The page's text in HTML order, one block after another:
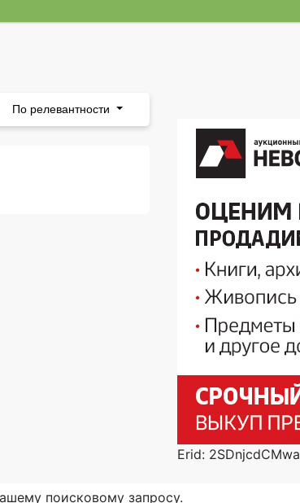
По релевантности
Erid: 2SDnjcdCMwa
поисковому запросу.